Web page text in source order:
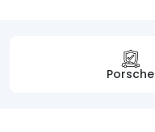
Porsche